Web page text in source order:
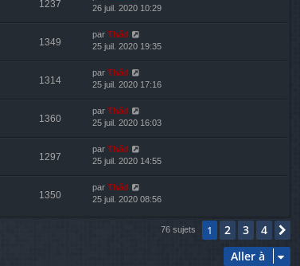
1237
26 juil. 2020 10:29
1349
par Thãd
25 juil. 2020 19:35
1314
par Thãd
25 juil. 2020 17:16
1360
par Thãd
25 juil. 2020 16:03
1297
par Thãd
25 juil. 2020 14:55
1350
par Thãd
25 juil. 2020 08:56
76 sujets 1 2 3 4
Aller à